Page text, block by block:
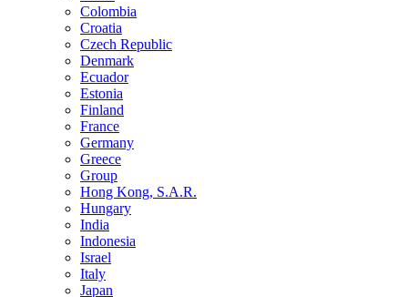
Colombia
Croatia
Czech Republic
Denmark
Ecuador
Estonia
Finland
France
Germany
Greece
Group
Hong Kong, S.A.R.
Hungary
India
Indonesia
Israel
Italy
Japan